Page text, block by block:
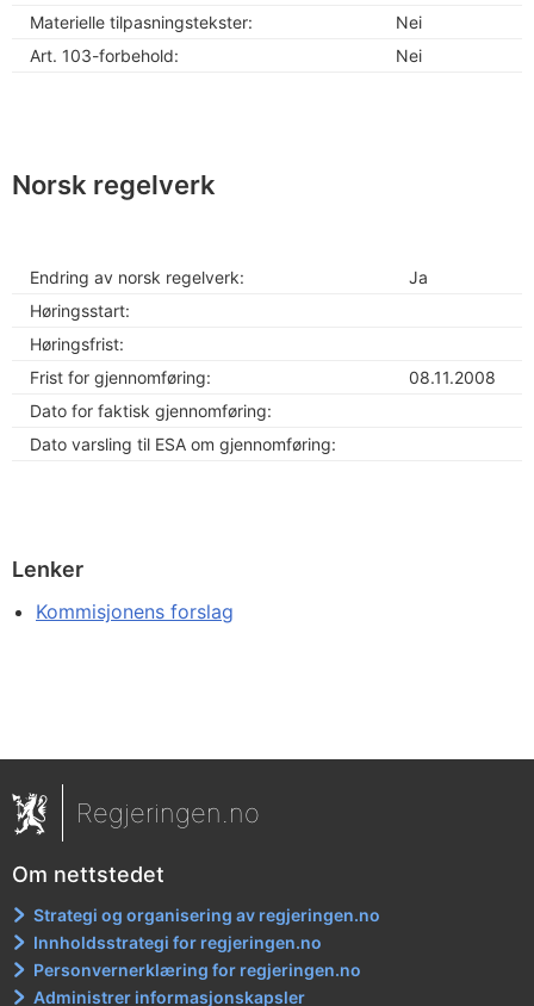
Materielle tilpasningstekster:
Nei
Art. 103-forbehold:
Nei
Norsk regelverk
Endring av norsk regelverk:
Ja
Høringsstart:
Høringsfrist:
Frist for gjennomføring:
08.11.2008
Dato for faktisk gjennomføring:
Dato varsling til ESA om gjennomføring:
Lenker
Kommisjonens forslag
Regjeringen.no
Om nettstedet
Strategi og organisering av regjeringen.no
Innholdsstrategi for regjeringen.no
Personvernerklæring for regjeringen.no
Administrer informasjonskapsler